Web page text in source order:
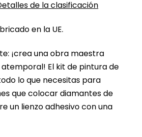
en la UE.
¡crea una obra maestra
El kit de pintura de
lo que necesitas para
que colocar diamantes de
un lienzo adhesivo con una
de la clasificación